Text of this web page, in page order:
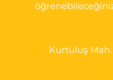
Kurtuluş Mah.